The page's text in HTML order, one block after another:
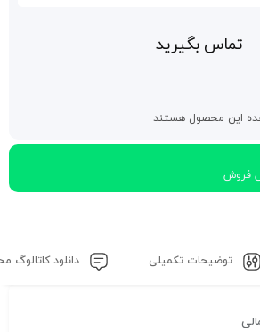
تماس بگیرید
این محصول هستند
فروش
توضیحات تکمیلی دانلود کاتالوگ